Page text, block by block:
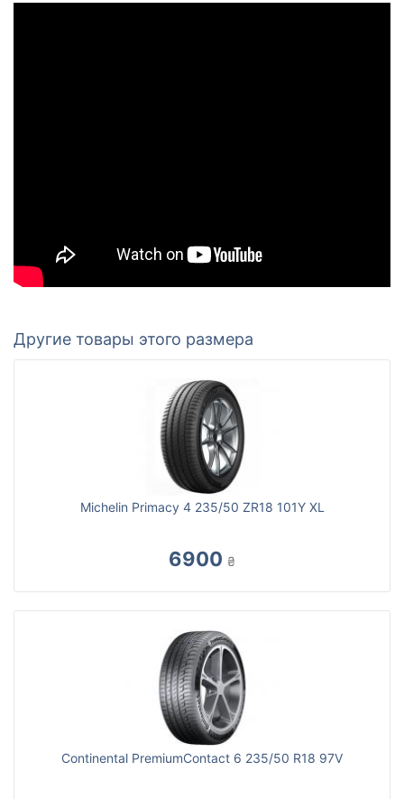
Другие товары этого размера
Michelin Primacy 4 235/50 ZR18 101Y XL
6900 ₴
Continental PremiumContact 6 235/50 R18 97V